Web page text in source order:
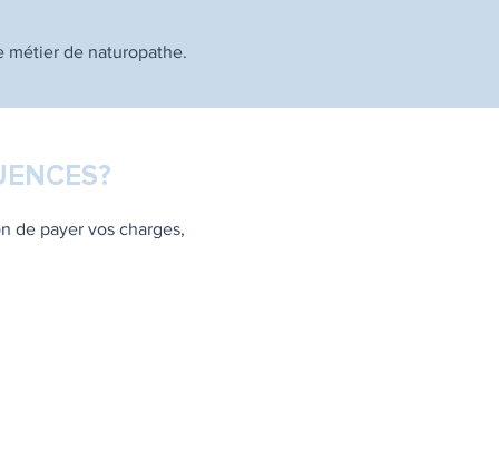
métier de naturopathe.
de payer vos charges,